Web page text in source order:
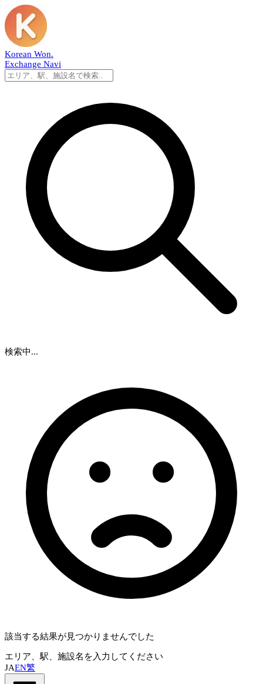
Korean Won.
Exchange Navi
検索中...
該当する結果が見つかりませんでした
エリア、駅、施設名を入力してください
JAEN繁